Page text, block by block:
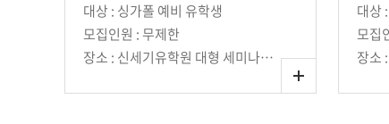
대상 : 싱가폴 예비 유학생
모집인원 : 무제한
장소 : 신세기유학원 대형 세미나실 (강남역 10번 출구에서 단 1분 거리)
대상
모집